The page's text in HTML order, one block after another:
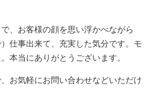
、お客様の顔を思い浮かべながら
仕事出来て、充実した気分です。モ
本当にありがとうございます。
お気軽にお問い合わせなどいただけ